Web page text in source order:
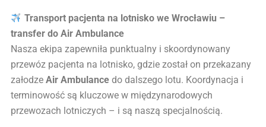
Transport pacjenta na lotnisko we Wrocławiu –
transfer do Air Ambulance
Nasza ekipa zapewniła punktualny i skoordynowany
przewóz pacjenta na lotnisko, gdzie został on przekazany
załodze Air Ambulance do dalszego lotu. Koordynacja i
terminowość są kluczowe w międzynarodowych
przewozach lotniczych – i są naszą specjalnością.